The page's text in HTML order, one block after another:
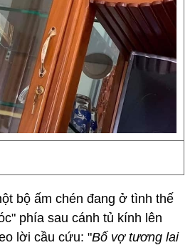
bộ ấm chén đang ở tình thế
phía sau cánh tủ kính lên
lời cầu cứu: "Bố vợ tương lai